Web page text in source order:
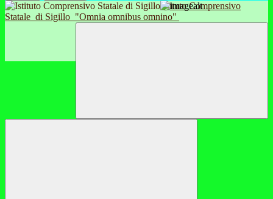
Istituto Comprensivo
Statale di Sigillo "Omnia omnibus omnino"